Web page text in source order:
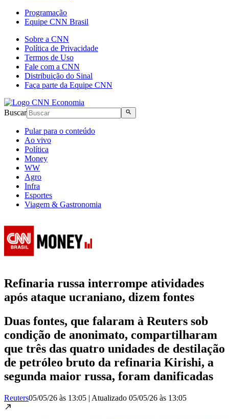
Programação
Equipe CNN Brasil
Sobre a CNN
Política de Privacidade
Termos de Uso
Fale com a CNN
Distribuição do Sinal
Faça parte da Equipe CNN
Buscar
Pular para o conteúdo
Ao vivo
Política
Money
WW
Agro
Infra
Esportes
Viagem & Gastronomia
Refinaria russa interrompe atividades
após ataque ucraniano, dizem fontes
Duas fontes, que falaram à Reuters sob
condição de anonimato, compartilharam
que três das quatro unidades de destilação
de petróleo bruto da refinaria Kirishi, a
segunda maior russa, foram danificadas
Reuters05/05/26 às 13:05 | Atualizado 05/05/26 às 13:05